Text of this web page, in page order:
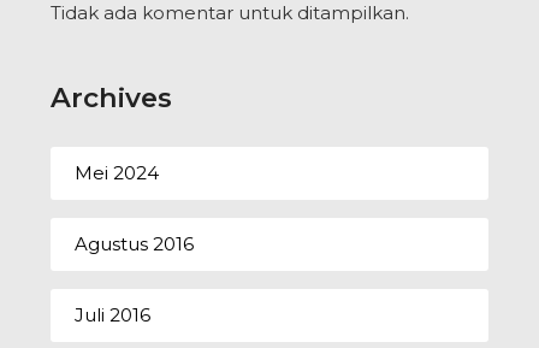
Tidak ada komentar untuk ditampilkan.
Archives
Mei 2024
Agustus 2016
Juli 2016